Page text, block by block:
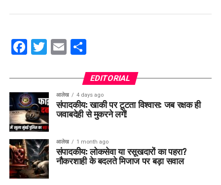
Facebook
Twitter
EmailShare
EDITORIAL
आलेख 4 days ago
संपादकीय: खाकी पर टूटता विश्वास: जब रक्षक ही
जवाबदेही से मुकरने लगें!
आलेख 1 month ago
संपादकीय: लोकसेवा या रसूखदारों का पहरा?
नौकरशाही के बदलते मिजाज पर बड़ा सवाल